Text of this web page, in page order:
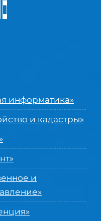
информатика»
и кадастры»
и